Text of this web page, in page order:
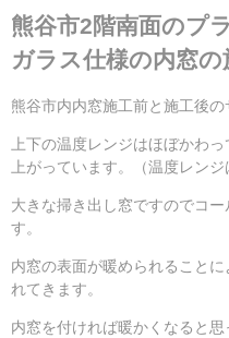
熊谷市2階南面のプ
ガラス仕様の内窓の
熊谷市内内窓施工前と施工後の
上下の温度レンジはほぼかわ
上がっています。（温度レン
大きな掃き出し窓ですのでコ
す。
内窓の表面が暖められること
れてきます。
内窓を付ければ暖かくなると思